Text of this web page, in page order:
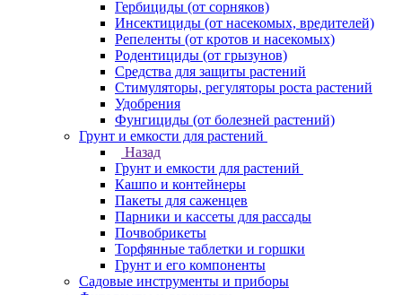
Гербициды (от сорняков)
Инсектициды (от насекомых, вредителей)
Репеленты (от кротов и насекомых)
Родентициды (от грызунов)
Средства для защиты растений
Стимуляторы, регуляторы роста растений
Удобрения
Фунгициды (от болезней растений)
Грунт и емкости для растений
Назад
Грунт и емкости для растений
Кашпо и контейнеры
Пакеты для саженцев
Парники и кассеты для рассады
Почвобрикеты
Торфянные таблетки и горшки
Грунт и его компоненты
Садовые инструменты и приборы